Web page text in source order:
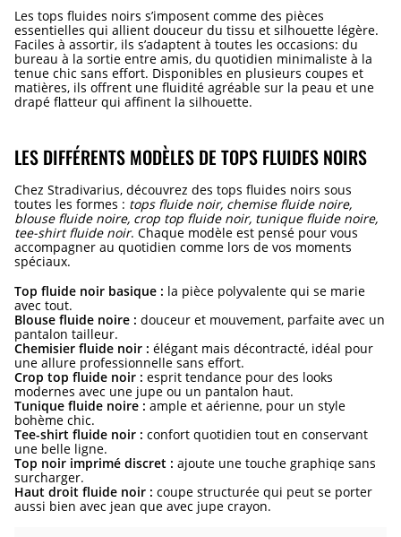
Les tops fluides noirs s’imposent comme des pièces
essentielles qui allient douceur du tissu et silhouette légère.
Faciles à assortir, ils s’adaptent à toutes les occasions: du
bureau à la sortie entre amis, du quotidien minimaliste à la
tenue chic sans effort. Disponibles en plusieurs coupes et
matières, ils offrent une fluidité agréable sur la peau et une
drapé flatteur qui affinent la silhouette.
LES DIFFÉRENTS MODÈLES DE TOPS FLUIDES NOIRS
Chez Stradivarius, découvrez des tops fluides noirs sous
toutes les formes : tops fluide noir, chemise fluide noire,
blouse fluide noire, crop top fluide noir, tunique fluide noire,
tee-shirt fluide noir. Chaque modèle est pensé pour vous
accompagner au quotidien comme lors de vos moments
spéciaux.
Top fluide noir basique : la pièce polyvalente qui se marie
avec tout.
Blouse fluide noire : douceur et mouvement, parfaite avec un
pantalon tailleur.
Chemisier fluide noir : élégant mais décontracté, idéal pour
une allure professionnelle sans effort.
Crop top fluide noir : esprit tendance pour des looks
modernes avec une jupe ou un pantalon haut.
Tunique fluide noire : ample et aérienne, pour un style
bohème chic.
Tee-shirt fluide noir : confort quotidien tout en conservant
une belle ligne.
Top noir imprimé discret : ajoute une touche graphiqe sans
surcharger.
Haut droit fluide noir : coupe structurée qui peut se porter
aussi bien avec jean que avec jupe crayon.